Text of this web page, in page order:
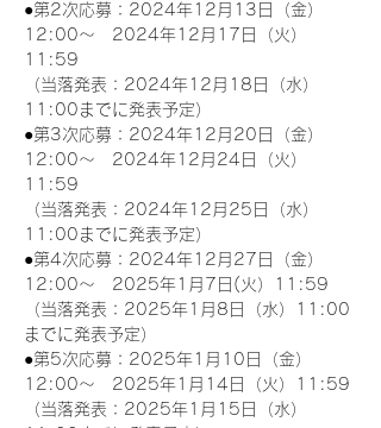
●第2次応募：2024年12月13日（金）
12:00～　2024年12月17日（火）
11:59
（当落発表：2024年12月18日（水）
11:00までに発表予定）
●第3次応募：2024年12月20日（金）
12:00～　2024年12月24日（火）
11:59
（当落発表：2024年12月25日（水）
11:00までに発表予定）
●第4次応募：2024年12月27日（金）
12:00～　2025年1月7日(火）11:59
（当落発表：2025年1月8日（水）11:00
までに発表予定）
●第5次応募：2025年1月10日（金）
12:00～　2025年1月14日（火）11:59
（当落発表：2025年1月15日（水）